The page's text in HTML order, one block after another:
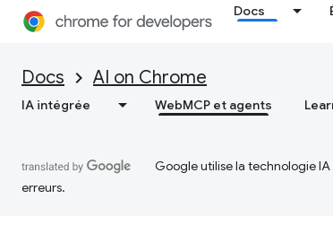
Docs
Docs AI on Chrome
IA intégrée WebMCP et agents
Google utilise la technologie
erreurs.